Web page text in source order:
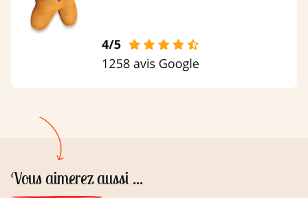
Vous aimerez aussi ...